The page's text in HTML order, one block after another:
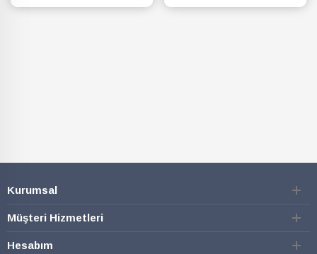
Kurumsal
Müşteri Hizmetleri
Hesabım